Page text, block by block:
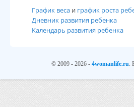
График весаи график роста
Дневник развития ребенка
Календарь развития ребенка
© 2009 - 2026 - 4womanlife.ru.